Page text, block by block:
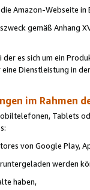
Amazon-Webseite in
gemäß Anhang
es sich um ein
Dienstleistung in
im Rahmen
Tablets
von Google Play,
werden
haben,